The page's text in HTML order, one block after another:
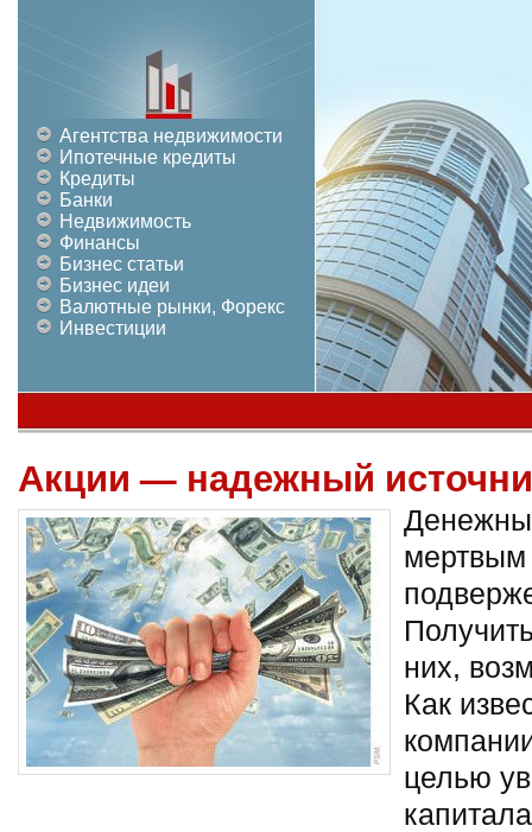
Агентства недвижимости
Ипотечные кредиты
Кредиты
Банки
Недвижимость
Финансы
Бизнес статьи
Бизнес идеи
Валютные рынки, Форекс
Инвестиции
Акции — надежный
мертвым
них,
Как
целью